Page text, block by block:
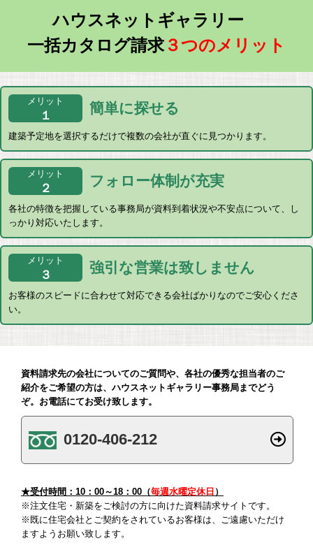
ハウスネットギャラリー
一括カタログ請求３つのメリット
メリット
１ 簡単に探せる
建築予定地を選択するだけで複数の会社が直ぐに見つかります。
メリット
２ フォロー体制 が充実
各社の特徴を把握している事務局が資料到着状況や不安点について、し
っかり対応いたします。
メリット
３ 強引な営業は致しません
お客様のスピードに合わせて対応できる会社ばかりなのでご安心くださ
い。
資料請求先の会社についてのご質問や、各社の優秀な担当者のご
紹介をご希望の方は、ハウスネットギャラリー事務局までどう
ぞ。お電話にてお受け致します。
0120-406-212
★受付時間：10：00～18：00（毎週水曜定休日 ）
※注文住宅・新築をご検討の方に向けた資料請求サイトです。
※既に住宅会社とご契約をされているお客様は、ご遠慮いただけ
ますようお願い致します。